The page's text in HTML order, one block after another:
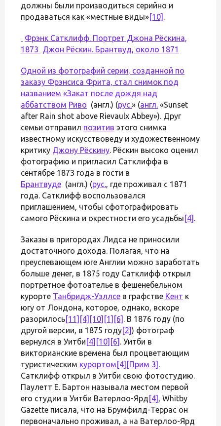
должны были производиться серийно и
продаваться как «местные виды»[10] .
Фрэнк Сатклифф. Портрет Джона Рёскина,
1873 Джон Рёскин. Брантвуд, около 1871
Одной из фотографий серии, созданной по
заказу Фрэнсиса Фрита, стал снимок под
названием «Закат после дождя над
аббатством Риво (англ.) (рус.» (англ. «Sunset
after Rain shot above Rievaulx Abbey»). Друг
семьи отправил позитив этого снимка
известному искусствоведу и художественному
критику Джону Рёскину. Рёскин высоко оценил
фотографию и пригласил Сатклиффа в
сентябре 1873 года в гости в
Брантвуде (англ.) (рус., где проживал с 1871
года. Сатклифф воспользовался
приглашением, чтобы сфотографировать
самого Рёскина и окрестности его усадьбы [4] .
Заказы в пригородах Лидса не приносили
достаточного дохода. Полагая, что на
преуспевающем юге Англии можно заработать
больше денег, в 1875 году Сатклифф открыл
портретное фотоателье в фешенебельном
курорте Танбридж-Уэллсе в графстве Кент к
югу от Лондона, которое, однако, вскоре
разорилось[11] [4] [10] [1] [6] . В 1876 году (по
другой версии, в 1875 году[2]) фотограф
вернулся в Уитби [4] [10] [6] . Уитби в
викторианские времена был процветающим
туристическим курортом [4] [Прим 3] .
Сатклифф открыл в Уитби свою фотостудию.
Паулетт Е. Бартон называла местом первой
его студии в Уитби Ватерлоо-Ярд [4] , Whitby
Gazette писала, что на Брумфилд-Террас он
первоначально проживал, а на Ватерлоо-Ярд